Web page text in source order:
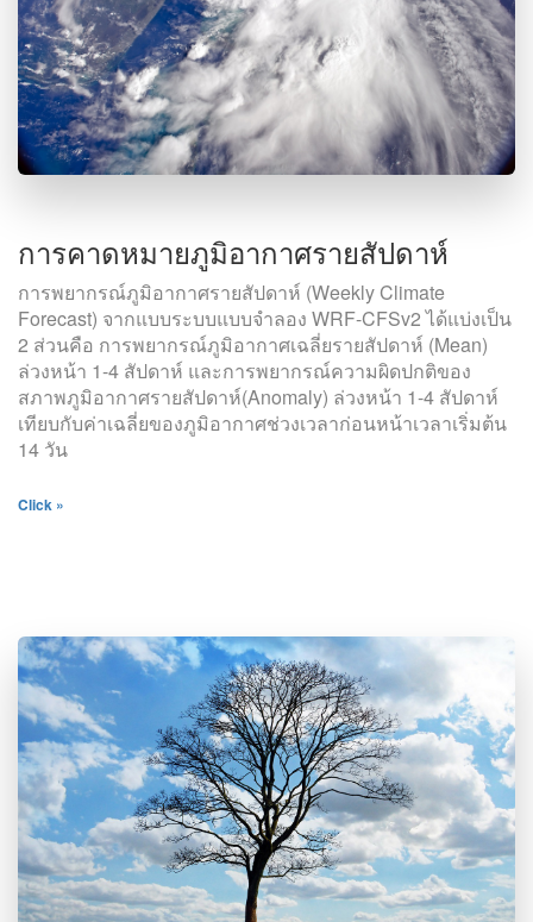
การคาดหมายภูมิอากาศรายสัปดาห์
การพยากรณ์ภูมิอากาศรายสัปดาห์ (Weekly Climate
Forecast) จากแบบระบบแบบจำลอง WRF-CFSv2 ได้แบ่งเป็น
2 ส่วนคือ การพยากรณ์ภูมิอากาศเฉลี่ยรายสัปดาห์ (Mean)
ล่วงหน้า 1-4 สัปดาห์ และการพยากรณ์ความผิดปกติของ
สภาพภูมิอากาศรายสัปดาห์(Anomaly) ล่วงหน้า 1-4 สัปดาห์
เทียบกับค่าเฉลี่ยของภูมิอากาศช่วงเวลาก่อนหน้าเวลาเริ่มต้น
14 วัน
Click »